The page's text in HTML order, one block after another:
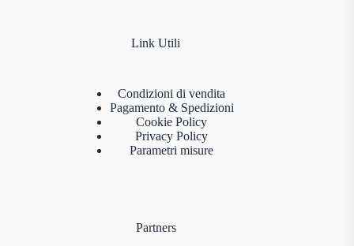
Link Utili
Condizioni di vendita
Pagamento & Spedizioni
Cookie Policy
Privacy Policy
Parametri misure
Partners